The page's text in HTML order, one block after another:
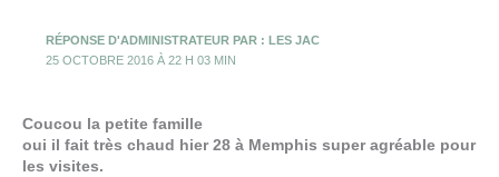
RÉPONSE D'ADMINISTRATEUR PAR : LES JAC
25 OCTOBRE 2016 À 22 H 03 MIN
Coucou la petite famille
oui il fait très chaud hier 28 à Memphis super agréable pour
les visites.